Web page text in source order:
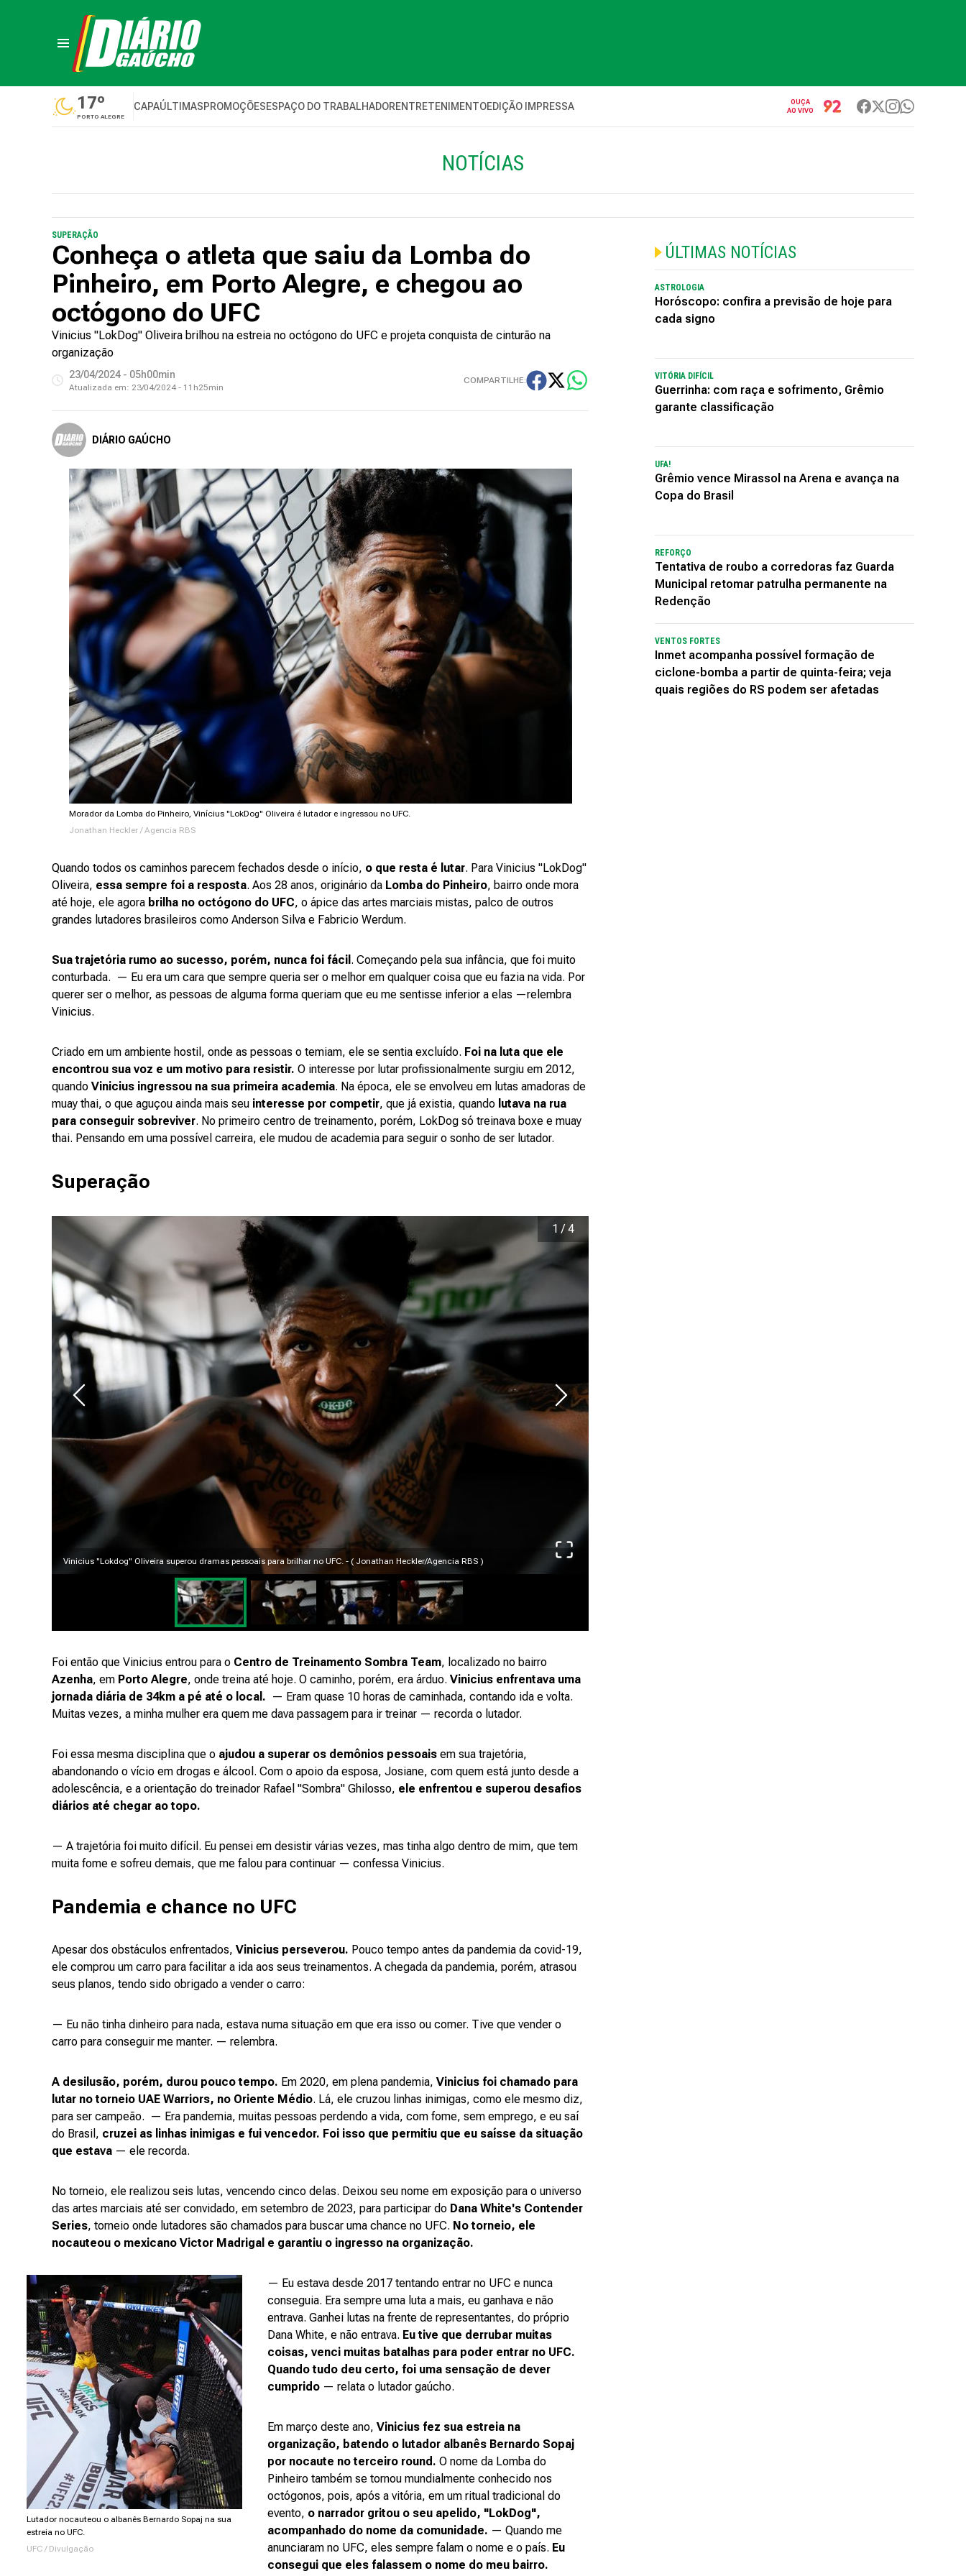
17º
PORTO ALEGRE
CAPAÚLTIMASPROMOÇÕESESPAÇO DO TRABALHADORENTRETENIMENTOEDIÇÃO IMPRESSA
OUÇA
AO VIVO
NOTÍCIAS
SUPERAÇÃO
Conheça o atleta que saiu da Lomba do
Pinheiro, em Porto Alegre, e chegou ao
octógono do UFC
Vinicius "LokDog" Oliveira brilhou na estreia no octógono do UFC e projeta conquista de cinturão na
organização
23/04/2024 - 05h00min
Atualizada em: 23/04/2024 - 11h25min
COMPARTILHE:
DIÁRIO GAÚCHO
Morador da Lomba do Pinheiro, Vinícius "LokDog" Oliveira é lutador e ingressou no UFC.
Jonathan Heckler / Agencia RBS
Quando todos os caminhos parecem fechados desde o início, o que resta é lutar. Para Vinicius "LokDog"
Oliveira, essa sempre foi a resposta. Aos 28 anos, originário da Lomba do Pinheiro, bairro onde mora
até hoje, ele agora brilha no octógono do UFC, o ápice das artes marciais mistas, palco de outros
grandes lutadores brasileiros como Anderson Silva e Fabricio Werdum.
Sua trajetória rumo ao sucesso, porém, nunca foi fácil . Começando pela sua infância, que foi muito
conturbada. — Eu era um cara que sempre queria ser o melhor em qualquer coisa que eu fazia na vida. Por
querer ser o melhor, as pessoas de alguma forma queriam que eu me sentisse inferior a elas —relembra
Vinicius.
Criado em um ambiente hostil, onde as pessoas o temiam, ele se sentia excluído. Foi na luta que ele
encontrou sua voz e um motivo para resistir. O interesse por lutar profissionalmente surgiu em 2012,
quando Vinicius ingressou na sua primeira academia. Na época, ele se envolveu em lutas amadoras de
muay thai, o que aguçou ainda mais seu interesse por competir, que já existia, quando lutava na rua
para conseguir sobreviver. No primeiro centro de treinamento, porém, LokDog só treinava boxe e muay
thai. Pensando em uma possível carreira, ele mudou de academia para seguir o sonho de ser lutador.
Superação
Vinicius "Lokdog" Oliveira superou dramas pessoais para brilhar no UFC. - ( Jonathan Heckler/Agencia RBS )
1 /4
Foi então que Vinicius entrou para o Centro de Treinamento Sombra Team, localizado no bairro
Azenha, em Porto Alegre, onde treina até hoje. O caminho, porém, era árduo. Vinicius enfrentava uma
jornada diária de 34km a pé até o local. — Eram quase 10 horas de caminhada, contando ida e volta.
Muitas vezes, a minha mulher era quem me dava passagem para ir treinar — recorda o lutador.
Foi essa mesma disciplina que o ajudou a superar os demônios pessoais em sua trajetória,
abandonando o vício em drogas e álcool. Com o apoio da esposa, Josiane, com quem está junto desde a
adolescência, e a orientação do treinador Rafael "Sombra" Ghilosso, ele enfrentou e superou desafios
diários até chegar ao topo.
— A trajetória foi muito difícil. Eu pensei em desistir várias vezes, mas tinha algo dentro de mim, que tem
muita fome e sofreu demais, que me falou para continuar — confessa Vinicius.
Pandemia e chance no UFC
Apesar dos obstáculos enfrentados, Vinicius perseverou. Pouco tempo antes da pandemia da covid-19,
ele comprou um carro para facilitar a ida aos seus treinamentos. A chegada da pandemia, porém, atrasou
seus planos, tendo sido obrigado a vender o carro:
— Eu não tinha dinheiro para nada, estava numa situação em que era isso ou comer. Tive que vender o
carro para conseguir me manter. — relembra.
A desilusão, porém, durou pouco tempo. Em 2020, em plena pandemia, Vinicius foi chamado para
lutar no torneio UAE Warriors, no Oriente Médio. Lá, ele cruzou linhas inimigas, como ele mesmo diz,
para ser campeão. — Era pandemia, muitas pessoas perdendo a vida, com fome, sem emprego, e eu saí
do Brasil, cruzei as linhas inimigas e fui vencedor. Foi isso que permitiu que eu saísse da situação
que estava — ele recorda.
No torneio, ele realizou seis lutas, vencendo cinco delas. Deixou seu nome em exposição para o universo
das artes marciais até ser convidado, em setembro de 2023, para participar do Dana White's Contender
Series, torneio onde lutadores são chamados para buscar uma chance no UFC. No torneio, ele
nocauteou o mexicano Victor Madrigal e garantiu o ingresso na organização.
Lutador nocauteou o albanês Bernardo Sopaj na sua
estreia no UFC.
UFC / Divulgação
— Eu estava desde 2017 tentando entrar no UFC e nunca
conseguia. Era sempre uma luta a mais, eu ganhava e não
entrava. Ganhei lutas na frente de representantes, do próprio
Dana White, e não entrava. Eu tive que derrubar muitas
coisas, venci muitas batalhas para poder entrar no UFC.
Quando tudo deu certo, foi uma sensação de dever
cumprido — relata o lutador gaúcho.
Em março deste ano, Vinicius fez sua estreia na
organização, batendo o lutador albanês Bernardo Sopaj
por nocaute no terceiro round. O nome da Lomba do
Pinheiro também se tornou mundialmente conhecido nos
octógonos, pois, após a vitória, em um ritual tradicional do
evento, o narrador gritou o seu apelido, "LokDog",
acompanhado do nome da comunidade. — Quando me
anunciaram no UFC, eles sempre falam o nome e o país. Eu
consegui que eles falassem o nome do meu bairro.
ÚLTIMAS NOTÍCIAS
ASTROLOGIA
Horóscopo: confira a previsão de hoje para
cada signo
VITÓRIA DIFÍCIL
Guerrinha: com raça e sofrimento, Grêmio
garante classificação
UFA!
Grêmio vence Mirassol na Arena e avança na
Copa do Brasil
REFORÇO
Tentativa de roubo a corredoras faz Guarda
Municipal retomar patrulha permanente na
Redenção
VENTOS FORTES
Inmet acompanha possível formação de
ciclone-bomba a partir de quinta-feira; veja
quais regiões do RS podem ser afetadas